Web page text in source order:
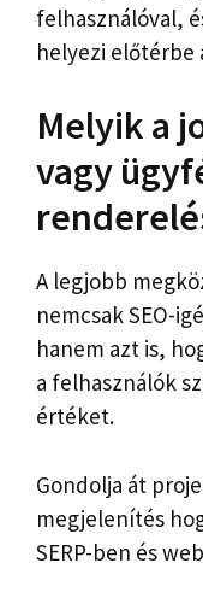
felhasználóval,
helyezi előtérbe
Melyik a
vagy
A legjobb
nemcsak SEO-
hanem azt is,
a felhasználók
értéket.
Gondolja át
megjelenítés
SERP-ben és